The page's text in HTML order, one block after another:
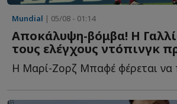
Mundial | 05/08 - 01:14
Αποκάλυψη-βόμβα! Η
τους ελέγχους ντόπινγκ